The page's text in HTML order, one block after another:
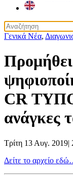
Γενικά Νέα,
CR
ανάγκες
Τρίτη 13 Αυγ. 2019|
Δείτε το αρχείο